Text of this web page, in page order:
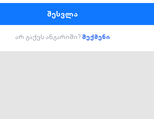
425 ლარი 550
549 ლარი 650